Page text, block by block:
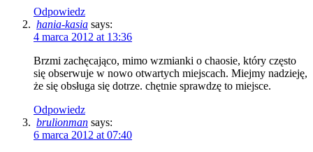
Odpowiedz
hania-kasia says:
4 marca 2012 at 13:36
Brzmi zachęcająco, mimo wzmianki o chaosie, który często
się obserwuje w nowo otwartych miejscach. Miejmy nadzieję,
że się obsługa się dotrze. chętnie sprawdzę to miejsce.
Odpowiedz
brulionman says:
6 marca 2012 at 07:40